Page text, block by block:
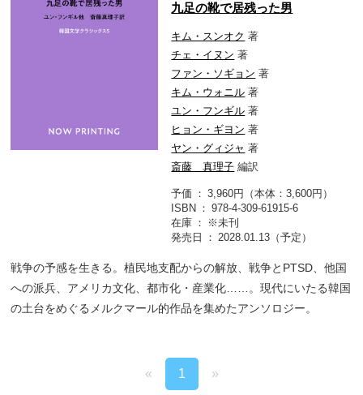
九足の靴で居残った男
キム・スンオク 著
チェ・イヌン 著
ファン・ソギョン 著
キム・ウォニル 著
ユン・フンギル 著
ヒョン・ギヨン 著
ヤン・グィジャ 著
斎藤 真理子 編訳
予価
3,960円（本体：3,600円）
ISBN
978-4-309-61915-6
在庫
※未刊
発売日
2028.01.13（予定）
戦争の予感を生きる。植民地支配からの解放、戦争とPTSD、他国
への派兵、アメリカ文化、都市化・産業化……。現代にいたる韓国
の土台をめぐるメルクマール的作品を集めたアンソロジー。
« 1 »